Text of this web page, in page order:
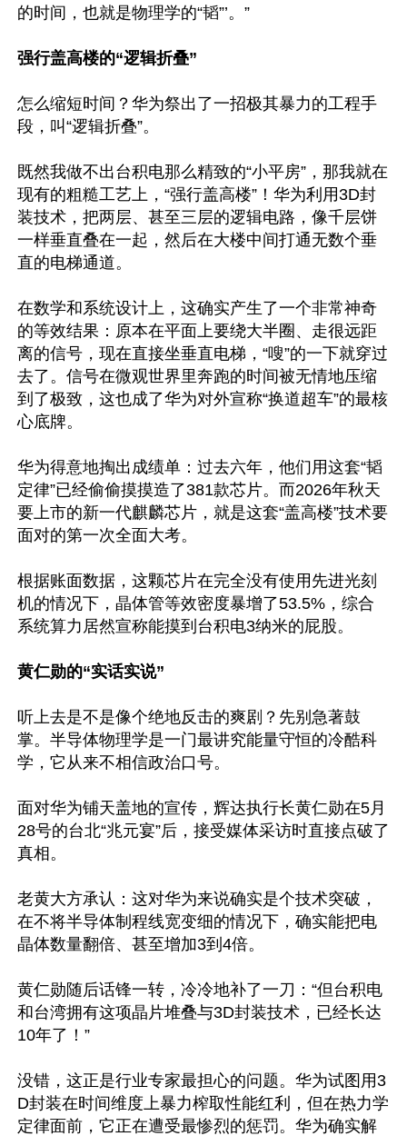
的时间，也就是物理学的“韬”’。”
强行盖高楼的“逻辑折叠”
怎么缩短时间？华为祭出了一招极其暴力的工程手
段，叫“逻辑折叠”。
既然我做不出台积电那么精致的“小平房”，那我就在
现有的粗糙工艺上，“强行盖高楼”！华为利用3D封
装技术，把两层、甚至三层的逻辑电路，像千层饼
一样垂直叠在一起，然后在大楼中间打通无数个垂
直的电梯通道。
在数学和系统设计上，这确实产生了一个非常神奇
的等效结果：原本在平面上要绕大半圈、走很远距
离的信号，现在直接坐垂直电梯，“嗖”的一下就穿过
去了。信号在微观世界里奔跑的时间被无情地压缩
到了极致，这也成了华为对外宣称“换道超车”的最核
心底牌。
华为得意地掏出成绩单：过去六年，他们用这套“韬
定律”已经偷偷摸摸造了381款芯片。而2026年秋天
要上市的新一代麒麟芯片，就是这套“盖高楼”技术要
面对的第一次全面大考。
根据账面数据，这颗芯片在完全没有使用先进光刻
机的情况下，晶体管等效密度暴增了53.5%，综合
系统算力居然宣称能摸到台积电3纳米的屁股。
黄仁勋的“实话实说”
听上去是不是像个绝地反击的爽剧？先别急著鼓
掌。半导体物理学是一门最讲究能量守恒的冷酷科
学，它从来不相信政治口号。
面对华为铺天盖地的宣传，辉达执行长黄仁勋在5月
28号的台北“兆元宴”后，接受媒体采访时直接点破了
真相。
老黄大方承认：这对华为来说确实是个技术突破，
在不将半导体制程线宽变细的情况下，确实能把电
晶体数量翻倍、甚至增加3到4倍。
黄仁勋随后话锋一转，冷冷地补了一刀：“但台积电
和台湾拥有这项晶片堆叠与3D封装技术，已经长达
10年了！”
没错，这正是行业专家最担心的问题。华为试图用3
D封装在时间维度上暴力榨取性能红利，但在热力学
定律面前，它正在遭受最惨烈的惩罚。华为确实解